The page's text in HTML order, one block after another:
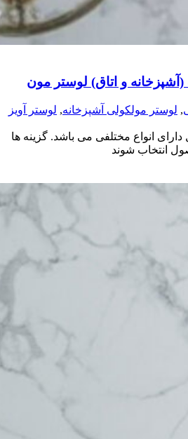
و اتاق) لوستر مون
, لوستر مولکولی آشپزخانه, لوستر آویز
انواع مختلفی می باشد. گزینه ها
انتخاب شوند